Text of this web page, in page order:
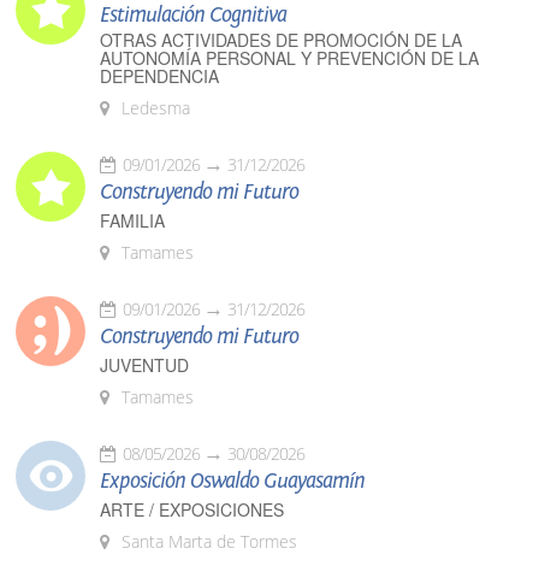
Estimulación Cognitiva
OTRAS ACTIVIDADES DE PROMOCIÓN DE LA
AUTONOMÍA PERSONAL Y PREVENCIÓN DE LA
DEPENDENCIA
Ledesma
09/01/2026 31/12/2026
Construyendo mi Futuro
FAMILIA
Tamames
09/01/2026 31/12/2026
Construyendo mi Futuro
JUVENTUD
Tamames
08/05/2026 30/08/2026
Exposición Oswaldo Guayasamín
ARTE / EXPOSICIONES
Santa Marta de Tormes